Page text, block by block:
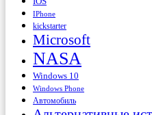
IPhone
kickstarter
Microsoft
NASA
Windows 10
Windows Phone
Автомобиль